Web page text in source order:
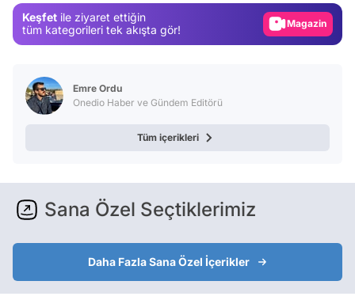
Keşfet ile ziyaret ettiğin
tüm kategorileri tek akışta gör!
Magazin
Emre Ordu
Onedio Haber ve Gündem Editörü
Tüm içerikleri
Sana Özel Seçtiklerimiz
Daha Fazla Sana Özel İçerikler